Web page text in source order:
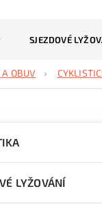
SJEZDOVÉ
OBUV
LYŽOVÁNÍ